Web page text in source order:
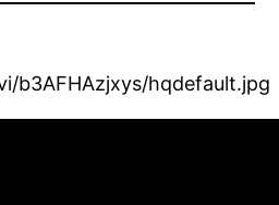
b3AFHAzjxys/hqdefault.jpg